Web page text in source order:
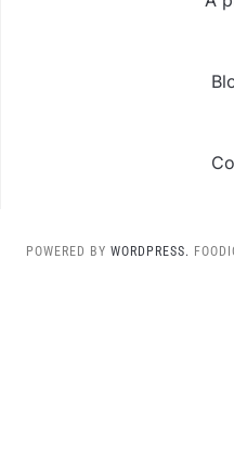
POWERED BY WORDPRESS.